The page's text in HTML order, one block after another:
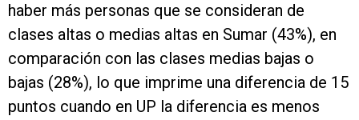
haber más personas que se consideran de
clases altas o medias altas en Sumar (43%), en
comparación con las clases medias bajas o
bajas (28%), lo que imprime una diferencia de 15
puntos cuando en UP la diferencia es menos